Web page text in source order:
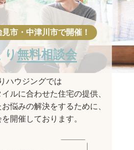
り無料相談会
ハウジングでは
ルに合わせた住宅の提供、
悩みの解決をするために、
開催しております。